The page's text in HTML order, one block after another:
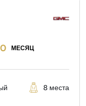
МЕСЯЦ
8 места